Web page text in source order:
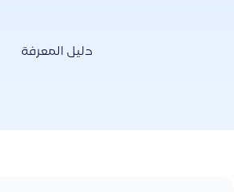
دليل المعرفة